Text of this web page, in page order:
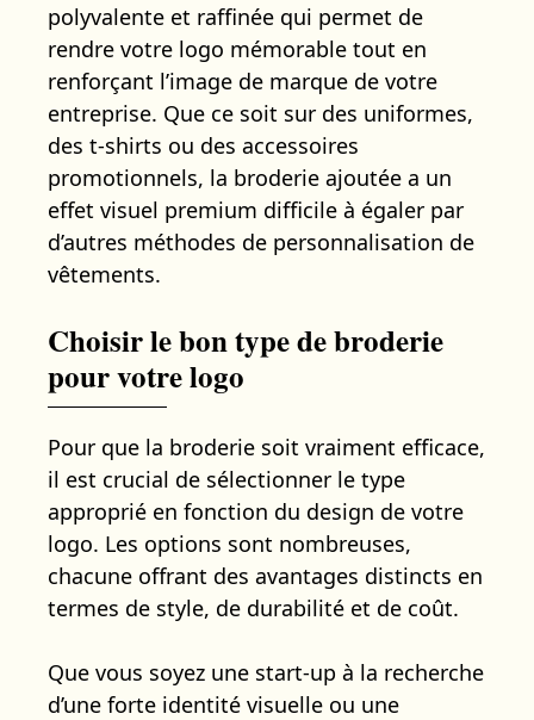
polyvalente et raffinée qui permet de
rendre votre logo mémorable tout en
renforçant l’image de marque de votre
entreprise. Que ce soit sur des uniformes,
des t-shirts ou des accessoires
promotionnels, la broderie ajoutée a un
effet visuel premium difficile à égaler par
d’autres méthodes de personnalisation de
vêtements.
Choisir le bon type de broderie
pour votre logo
Pour que la broderie soit vraiment efficace,
il est crucial de sélectionner le type
approprié en fonction du design de votre
logo. Les options sont nombreuses,
chacune offrant des avantages distincts en
termes de style, de durabilité et de coût.
Que vous soyez une start-up à la recherche
d’une forte identité visuelle ou une